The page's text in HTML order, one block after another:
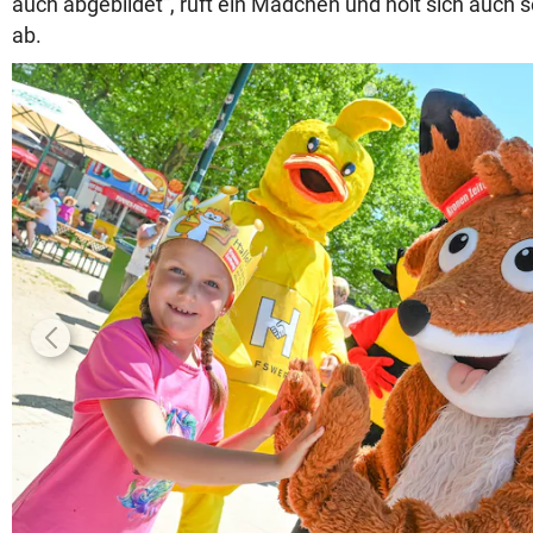
ab.